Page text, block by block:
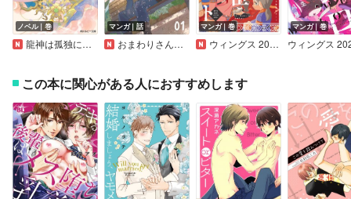
ノベル｜巻
龍神は孤独に舞う唯一の花嫁を永遠に愛する
マンガ｜話
おまわりさんと招き猫【単話版】
マンガ｜巻
ウィングス 2026年8月号［期間限定］
マンガ｜巻
この本に関心がある人におすすめします